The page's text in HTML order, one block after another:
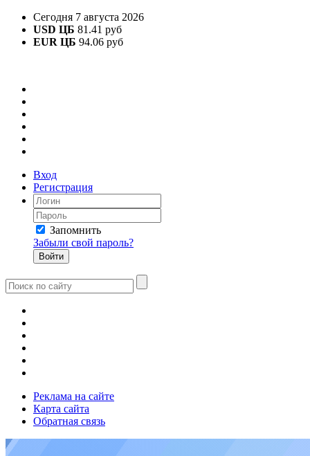
Сегодня 7 августа 2026
USD ЦБ 81.41 руб
EUR ЦБ 94.06 руб
Вход
Регистрация
Запомнить
Забыли свой пароль?
Реклама на сайте
Карта сайта
Обратная связь